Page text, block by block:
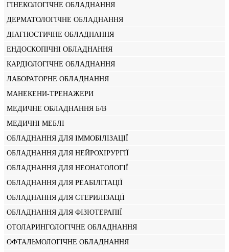
ГІНЕКОЛОГІЧНЕ ОБЛАДНАННЯ
ДЕРМАТОЛОГІЧНЕ ОБЛАДНАННЯ
ДІАГНОСТИЧНЕ ОБЛАДНАННЯ
ЕНДОСКОПІЧНІ ОБЛАДНАННЯ
КАРДІОЛОГІЧНЕ ОБЛАДНАННЯ
ЛАБОРАТОРНЕ ОБЛАДНАННЯ
МАНЕКЕНИ-ТРЕНАЖЕРИ
МЕДИЧНЕ ОБЛАДНАННЯ Б/В
МЕДИЧНІ МЕБЛІ
ОБЛАДНАННЯ ДЛЯ ІММОБІЛІЗАЦІЇ
ОБЛАДНАННЯ ДЛЯ НЕЙРОХІРУРГІЇ
ОБЛАДНАННЯ ДЛЯ НЕОНАТОЛОГІЇ
ОБЛАДНАННЯ ДЛЯ РЕАБІЛІТАЦІЇ
ОБЛАДНАННЯ ДЛЯ СТЕРИЛІЗАЦІЇ
ОБЛАДНАННЯ ДЛЯ ФІЗІОТЕРАПІЇ
ОТОЛАРИНГОЛОГІЧНЕ ОБЛАДНАННЯ
ОФТАЛЬМОЛОГІЧНЕ ОБЛАДНАННЯ